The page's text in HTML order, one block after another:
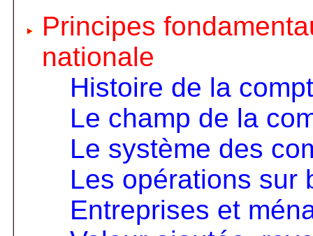
Principes
nationale
Histoire de la
Le champ de la
Le système des
Les opérations sur
Entreprises et